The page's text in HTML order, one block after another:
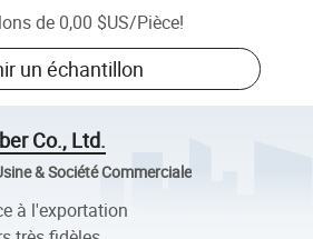
de 0,00 $US/Pièce!
un échantillon
Co., Ltd.
& Société Commerciale
à l'exportation